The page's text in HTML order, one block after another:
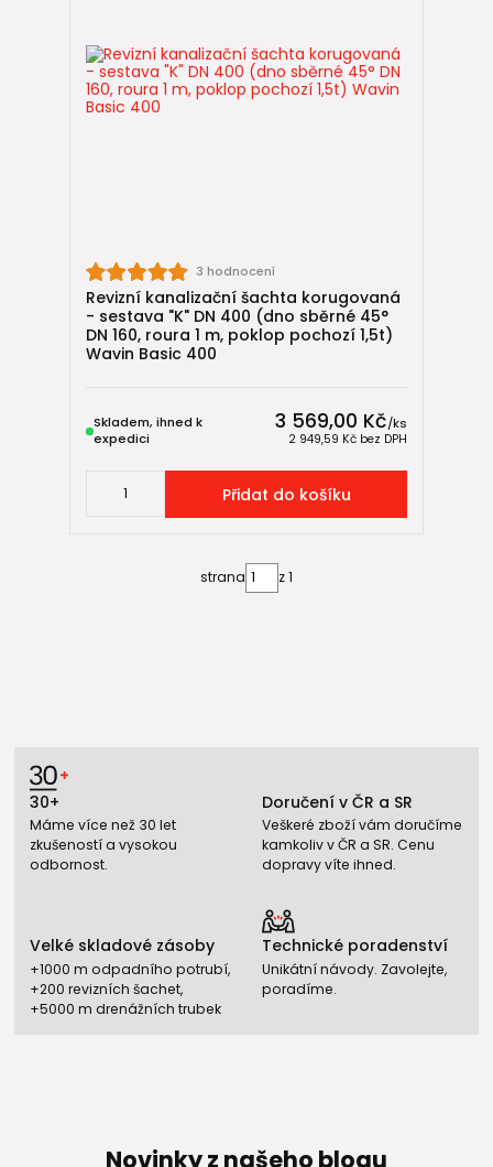
Drenážní potrubí
Zpětné klapky do kanalizace
Ventilační hlavice
3 hodnocení
Revizní kanalizační šachta korugovaná
- sestava "K" DN 400 (dno sběrné 45°
DN 160, roura 1 m, poklop pochozí 1,5t)
Wavin Basic 400
3 569,00 Kč/ks
2 949,59 Kč bez DPH
Skladem, ihned k
expedici
Přidat do košíku
strana z 1
30+
Máme více než 30 let
zkušeností a vysokou
odbornost.
Doručení v ČR a SR
Veškeré zboží vám doručíme
kamkoliv v ČR a SR. Cenu
dopravy víte ihned.
Velké skladové zásoby
+1000 m odpadního potrubí,
+200 revizních šachet,
+5000 m drenážních trubek
Technické poradenství
Unikátní návody. Zavolejte,
poradíme.
Novinky z našeho blogu